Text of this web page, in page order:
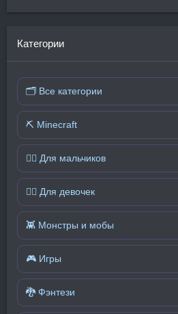
Категории
🗂 Все категории
⛏️ Minecraft
🧍‍♂️ Для мальчиков
🧍‍♀️ Для девочек
👾 Монстры и мобы
🎮 Игры
🐉 Фэнтези